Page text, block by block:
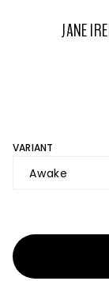
JANE
VARIANT